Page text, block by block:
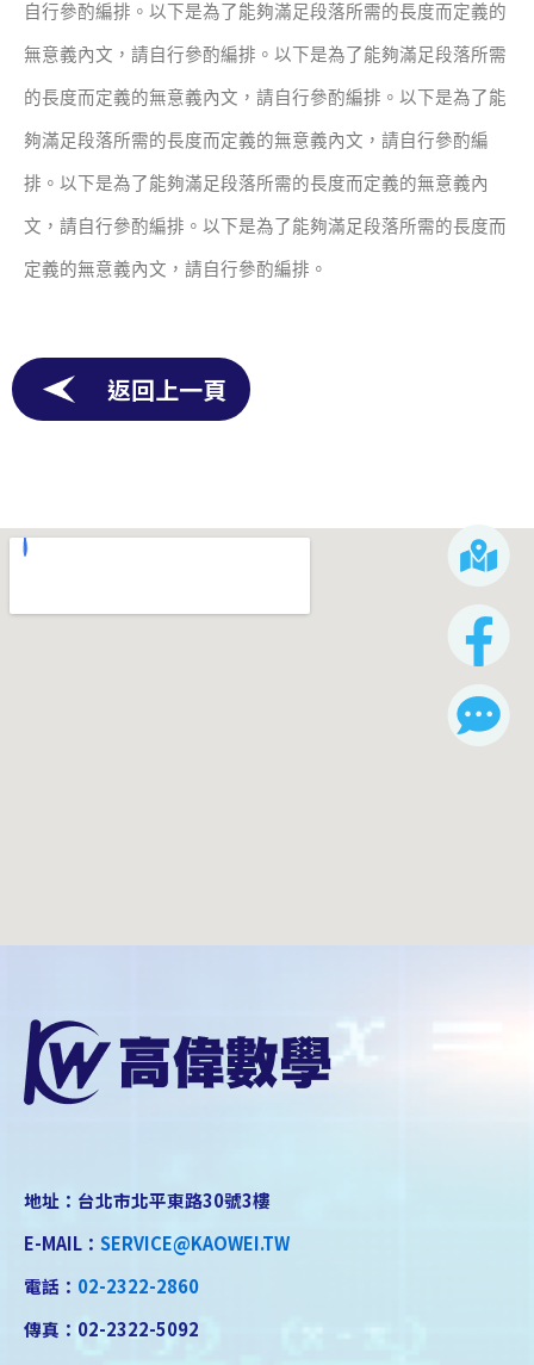
自行參酌編排。以下是為了能夠滿足段落所需的長度而定義的
無意義內文，請自行參酌編排。以下是為了能夠滿足段落所需
的長度而定義的無意義內文，請自行參酌編排。以下是為了能
夠滿足段落所需的長度而定義的無意義內文，請自行參酌編
排。以下是為了能夠滿足段落所需的長度而定義的無意義內
文，請自行參酌編排。以下是為了能夠滿足段落所需的長度而
定義的無意義內文，請自行參酌編排。
返回上一頁
地址：台北市北平東路30號3樓
E-MAIL： SERVICE@KAOWEI.TW
電話： 02-2322-2860
傳真：02-2322-5092